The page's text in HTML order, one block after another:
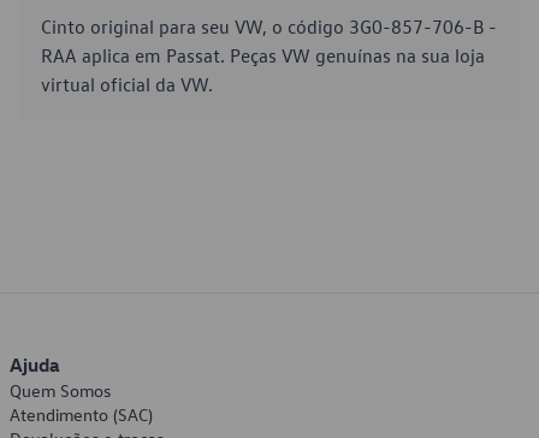
Cinto original para seu VW, o código 3G0-857-706-B -
RAA aplica em Passat. Peças VW genuínas na sua loja
virtual oficial da VW.
Ajuda
Quem Somos
Atendimento (SAC)